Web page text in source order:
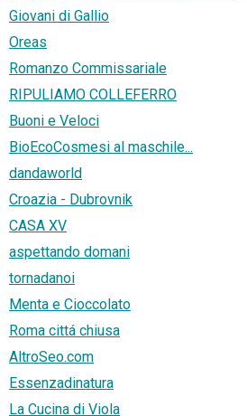
Giovani di Gallio
Oreas
Romanzo Commissariale
RIPULIAMO COLLEFERRO
Buoni e Veloci
BioEcoCosmesi al maschile...
dandaworld
Croazia - Dubrovnik
CASA XV
aspettando domani
tornadanoi
Menta e Cioccolato
Roma cittá chiusa
AltroSeo.com
Essenzadinatura
La Cucina di Viola